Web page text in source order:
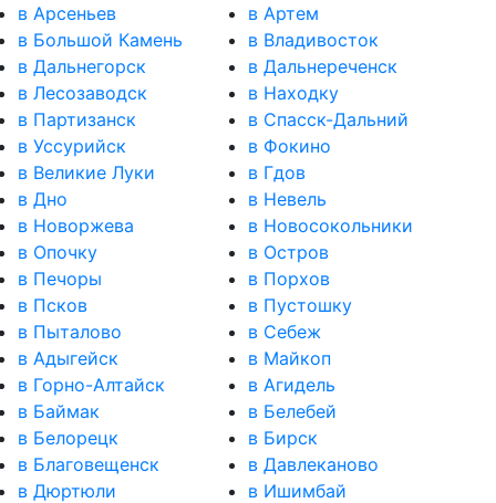
в Арсеньев
в Артем
в Большой Камень
в Владивосток
в Дальнегорск
в Дальнереченск
в Лесозаводск
в Находку
в Партизанск
в Спасск-Дальний
в Уссурийск
в Фокино
в Великие Луки
в Гдов
в Дно
в Невель
в Новоржева
в Новосокольники
в Опочку
в Остров
в Печоры
в Порхов
в Псков
в Пустошку
в Пыталово
в Себеж
в Адыгейск
в Майкоп
в Горно-Алтайск
в Агидель
в Баймак
в Белебей
в Белорецк
в Бирск
в Благовещенск
в Давлеканово
в Дюртюли
в Ишимбай